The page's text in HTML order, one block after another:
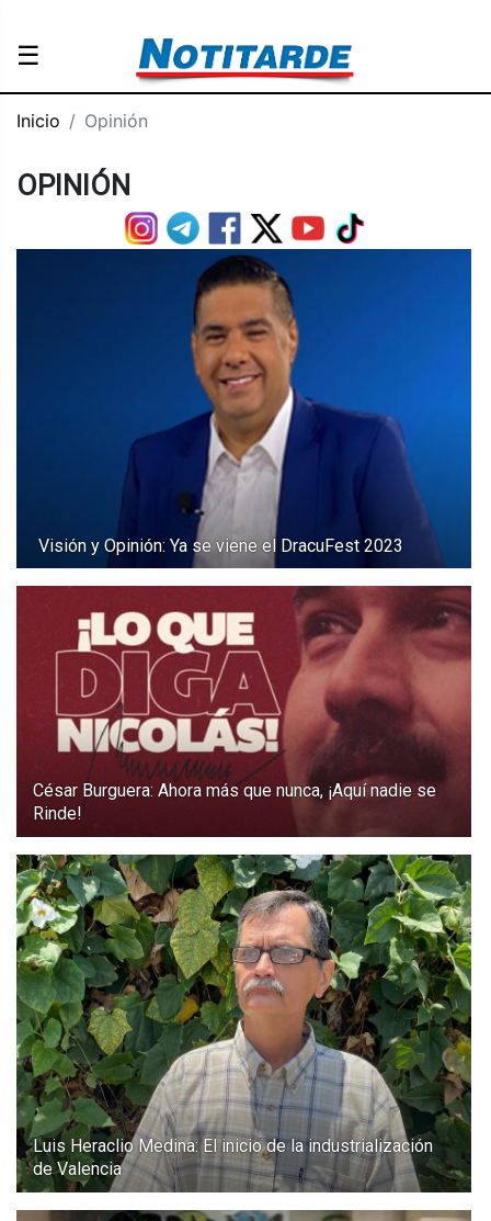
☰
Inicio Opinión
OPINIÓN
Visión y Opinión: Ya se viene el DracuFest 2023
César Burguera: Ahora más que nunca, ¡Aquí nadie se
Rinde!
Luis Heraclio Medina: El inicio de la industrialización
de Valencia